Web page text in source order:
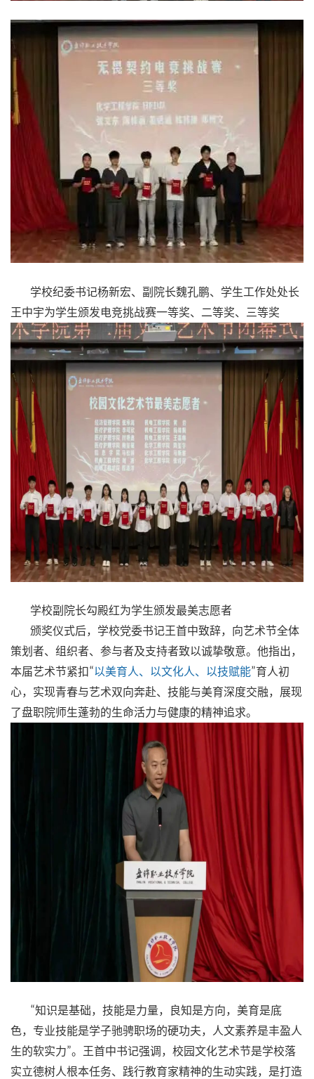
学校纪委书记杨新宏、副院长魏孔鹏、学生工作处处长
王中宇为学生颁发电竞挑战赛一等奖、二等奖、三等奖
学校副院长勾殿红为学生颁发最美志愿者
颁奖仪式后，学校党委书记王首中致辞，向艺术节全体
策划者、组织者、参与者及支持者致以诚挚敬意。他指出，
本届艺术节紧扣 “以美育人、以文化人、以技赋能”育人初
心，实现青春与艺术双向奔赴、技能与美育深度交融，展现
了盘职院师生蓬勃的生命活力与健康的精神追求。
“知识是基础，技能是力量，良知是方向，美育是底
色，专业技能是学子驰骋职场的硬功夫，人文素养是丰盈人
生的软实力”。王首中书记强调，校园文化艺术节是学校落
实立德树人根本任务、践行教育家精神的生动实践，是打造